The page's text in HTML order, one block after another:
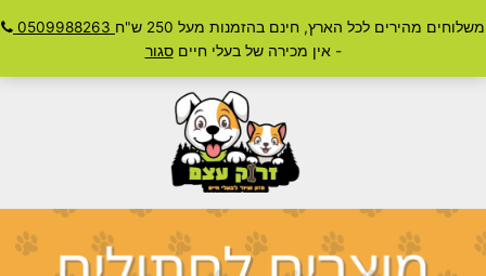
לתוכן
משלוחים מהירים לכל הארץ, חינם בהזמנות מעל 250 ש"ח
- אין מכירה של בעלי חייםסגור
חיפוש